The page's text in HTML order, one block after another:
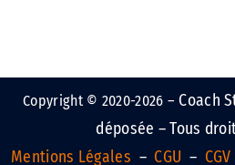
Copyright © 2020-2026 –Coach
déposée – Tous
Mentions Légales –CGU – CGV